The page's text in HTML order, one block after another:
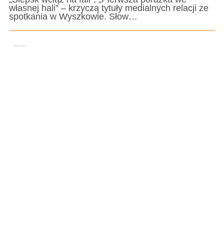
własnej hali” – krzyczą tytuły medialnych relacji ze
spotkania w Wyszkowie. Słow…